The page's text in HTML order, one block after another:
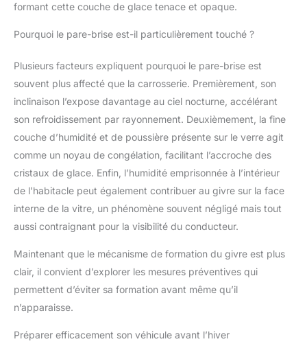
formant cette couche de glace tenace et opaque.
Pourquoi le pare-brise est-il particulièrement touché ?
Plusieurs facteurs expliquent pourquoi le pare-brise est
souvent plus affecté que la carrosserie. Premièrement, son
inclinaison l’expose davantage au ciel nocturne, accélérant
son refroidissement par rayonnement. Deuxièmement, la fine
couche d’humidité et de poussière présente sur le verre agit
comme un noyau de congélation, facilitant l’accroche des
cristaux de glace. Enfin, l’humidité emprisonnée à l’intérieur
de l’habitacle peut également contribuer au givre sur la face
interne de la vitre, un phénomène souvent négligé mais tout
aussi contraignant pour la visibilité du conducteur.
Maintenant que le mécanisme de formation du givre est plus
clair, il convient d’explorer les mesures préventives qui
permettent d’éviter sa formation avant même qu’il
n’apparaisse.
Préparer efficacement son véhicule avant l’hiver